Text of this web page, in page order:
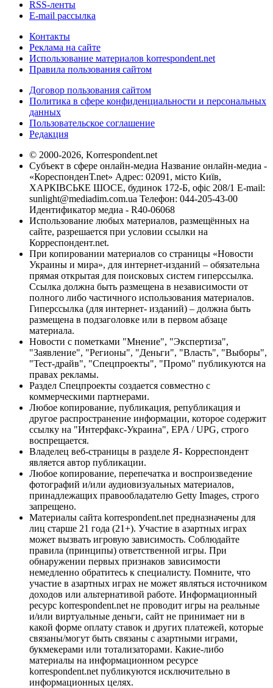
RSS-ленты
E-mail рассылка
Контакты
Реклама на сайте
Использование материалов korrespondent.net
Правила пользования сайтом
Договор пользования сайтом
Политика в сфере конфиденциальности и персональных
данных
Пользовательское соглашение
Редакция
© 2000-2026, Korrespondent.net
Субъект в сфере онлайн-медиа Название онлайн-медиа -
«КореспонденТ.net» Адрес: 02091, місто Київ,
ХАРКІВСЬКЕ ШОСЕ, будинок 172-Б, офіс 208/1 E-mail:
sunlight@mediadim.com.ua Телефон: 044-205-43-00
Идентификатор медиа - R40-06068
Использование любых материалов, размещённых на
сайте, разрешается при условии ссылки на
Корреспондент.net.
При копировании материалов со страницы «Новости
Украины и мира», для интернет-изданий – обязательна
прямая открытая для поисковых систем гиперссылка.
Ссылка должна быть размещена в независимости от
полного либо частичного использования материалов.
Гиперссылка (для интернет- изданий) – должна быть
размещена в подзаголовке или в первом абзаце
материала.
Новости с пометками "Мнение", "Экспертиза",
"Заявление", "Регионы", "Деньги", "Власть", "Выборы",
"Тест-драйв", "Спецпроекты", "Промо" публикуются на
правах рекламы.
Раздел Спецпроекты создается совместно с
коммерческими партнерами.
Любое копирование, публикация, републикация и
другое распространение информации, которое содержит
ссылку на "Интерфакс-Украина", EPA / UPG, строго
воспрещается.
Владелец веб-страницы в разделе Я- Корреспондент
является автор публикации.
Любое копирование, перепечатка и воспроизведение
фотографий и/или аудиовизуальных материалов,
принадлежащих правообладателю Getty Images, строго
запрещено.
Материалы сайта korrespondent.net предназначены для
лиц старше 21 года (21+). Участие в азартных играх
может вызвать игровую зависимость. Соблюдайте
правила (принципы) ответственной игры. При
обнаружении первых признаков зависимости
немедленно обратитесь к специалисту. Помните, что
участие в азартных играх не может являться источником
доходов или альтернативой работе. Информационный
ресурс korrespondent.net не проводит игры на реальные
и/или виртуальные деньги, сайт не принимает ни в
какой форме оплату ставок и других платежей, которые
связаны/могут быть связаны с азартными играми,
букмекерами или тотализаторами. Какие-либо
материалы на информационном ресурсе
korrespondent.net публикуются исключительно в
информационных целях.